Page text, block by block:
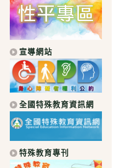
宣導網站
全國特殊教育資訊網
特殊教育專刊